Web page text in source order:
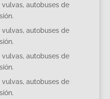
vulvas, autobuses de
vulvas, autobuses de
vulvas, autobuses de
vulvas, autobuses de